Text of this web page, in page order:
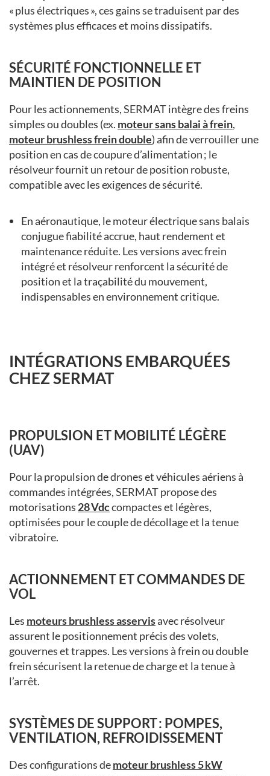
« plus électriques », ces gains se traduisent par des
systèmes plus efficaces et moins dissipatifs.
SÉCURITÉ FONCTIONNELLE ET
MAINTIEN DE POSITION
Pour les actionnements, SERMAT intègre des freins
simples ou doubles (ex. moteur sans balai à frein,
moteur brushless frein double) afin de verrouiller une
position en cas de coupure d’alimentation ; le
résolveur fournit un retour de position robuste,
compatible avec les exigences de sécurité.
En aéronautique, le moteur électrique sans balais
conjugue fiabilité accrue, haut rendement et
maintenance réduite. Les versions avec frein
intégré et résolveur renforcent la sécurité de
position et la traçabilité du mouvement,
indispensables en environnement critique.
INTÉGRATIONS EMBARQUÉES
CHEZ SERMAT
PROPULSION ET MOBILITÉ LÉGÈRE
(UAV)
Pour la propulsion de drones et véhicules aériens à
commandes intégrées, SERMAT propose des
motorisations 28 Vdccompactes et légères,
optimisées pour le couple de décollage et la tenue
vibratoire.
ACTIONNEMENT ET COMMANDES DE
VOL
Les moteurs brushlessasservisavec résolveur
assurent le positionnement précis des volets,
gouvernes et trappes. Les versions à frein ou double
frein sécurisent la retenue de charge et la tenue à
l’arrêt.
SYSTÈMES DE SUPPORT : POMPES,
VENTILATION, REFROIDISSEMENT
Des configurations demoteur brushless 5 kW